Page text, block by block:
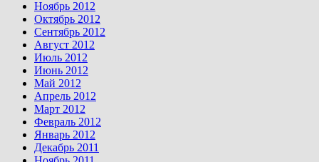
Ноябрь 2012
Октябрь 2012
Сентябрь 2012
Август 2012
Июль 2012
Июнь 2012
Май 2012
Апрель 2012
Март 2012
Февраль 2012
Январь 2012
Декабрь 2011